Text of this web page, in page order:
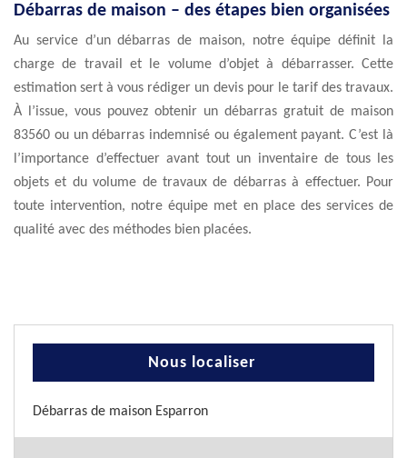
Débarras de maison – des étapes bien organisées
Au service d’un débarras de maison, notre équipe définit la
charge de travail et le volume d’objet à débarrasser. Cette
estimation sert à vous rédiger un devis pour le tarif des travaux.
À l’issue, vous pouvez obtenir un débarras gratuit de maison
83560 ou un débarras indemnisé ou également payant. C’est là
l’importance d’effectuer avant tout un inventaire de tous les
objets et du volume de travaux de débarras à effectuer. Pour
toute intervention, notre équipe met en place des services de
qualité avec des méthodes bien placées.
Nous localiser
Débarras de maison Esparron